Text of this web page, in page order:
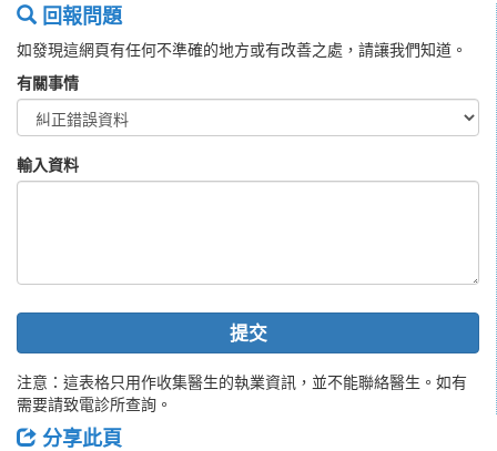
回報問題
如發現這網頁有任何不準確的地方或有改善之處，請讓我們知道。
有關事情
輸入資料
提交
注意：這表格只用作收集醫生的執業資訊，並不能聯絡醫生。如有
需要請致電診所查詢。
分享此頁